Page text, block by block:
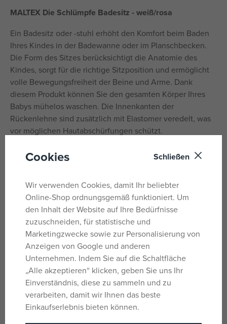
MALTEX Die Schlümpfe Badesitz - weiß/rosa
Ein Badesitz oder -stuhl erhöht den Komfort beim Baden
Ihres Kindes in der Badewanne oder im Planschbecken.
Die Form des Sitzes berücksichtigt die Anatomie des
Kindes, sorgt für die richtige Sitzposition und ermöglicht
volle Bewegungsfreiheit der Beine und Arme. Dank
diesem Produkt können Sie den gesamten Körper Ihres
Babys mühelos waschen. Die Innenkanten der
Rückenlehne sind zusätzlich mit Elastomer veredelt, was
vor möglichen Hautabschürfungen schützt.
Das Produkt verfügt über eine hohe, an den Kinderrücken
angepasste Rückenlehne, die die Wirbelsäule des Kindes
Stabilität und Sicherheit bei der Verwendung des Stuhls
durch ein Kind zu gewährleisten, sind an seiner Basis 4
Saugnäpfe angebracht, die für eine feste Befestigung am
Boden sorgen.
Dank der runden Form der 3 farbigen Kreise macht das
Spielzeug Ihrem Kind das Baden noch angenehmer.
Das Produkt ist BPA-frei. Leicht sauber zu halten – einfach
mit Seife waschen und mit warmem Wasser abspülen,
abwischen oder trocknen lassen.
Für Kinder ab 7 Monaten geeignet
Cookies Schließen
Wir verwenden Cookies, damit Ihr beliebter
Online-Shop ordnungsgemäß funktioniert. Um
den Inhalt der Website auf Ihre Bedürfnisse
zuzuschneiden, für statistische und
Marketingzwecke sowie zur Personalisierung von
Anzeigen von Google und anderen
Unternehmen. Indem Sie auf die Schaltfläche
„Alle akzeptieren“ klicken, geben Sie uns Ihr
Einverständnis, diese zu sammeln und zu
verarbeiten, damit wir Ihnen das beste
Einkaufserlebnis bieten können.